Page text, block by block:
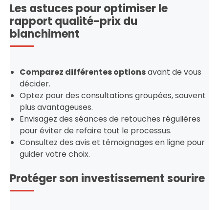
Les astuces pour optimiser le
rapport qualité-prix du
blanchiment
Comparez différentes optionsavant de vous
décider.
Optez pour des consultations groupées, souvent
plus avantageuses.
Envisagez des séances de retouches régulières
pour éviter de refaire tout le processus.
Consultez des avis et témoignages en ligne pour
guider votre choix.
Protéger son investissement sourire